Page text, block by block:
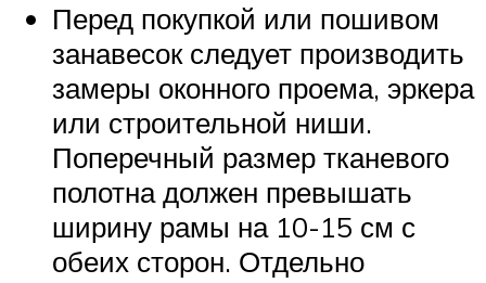
Перед покупкой или пошивом
занавесок следует производить
замеры оконного проема, эркера
или строительной ниши.
Поперечный размер тканевого
полотна должен превышать
ширину рамы на 10-15 см с
обеих сторон. Отдельно